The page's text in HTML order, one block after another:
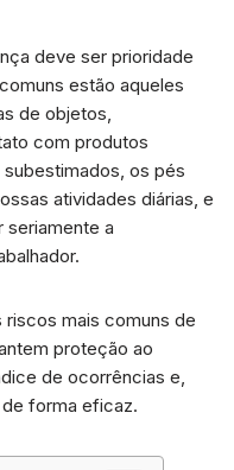
deve ser prioridade
estão aqueles
de objetos,
com produtos
os pés
atividades diárias, e
seriamente a
mais comuns de
proteção ao
de ocorrências e,
forma eficaz.